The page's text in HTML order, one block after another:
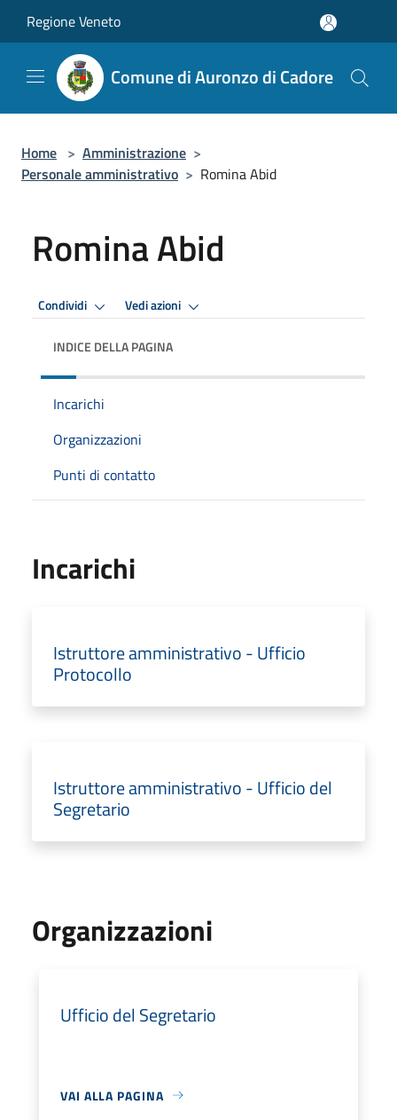
Regione Veneto
Comune di Auronzo di Cadore
Home > Amministrazione >
Personale amministrativo > Romina Abid
Romina Abid
Condividi Vedi azioni
INDICE DELLA PAGINA
Incarichi
Organizzazioni
Punti di contatto
Incarichi
Istruttore amministrativo - Ufficio
Protocollo
Istruttore amministrativo - Ufficio del
Segretario
Organizzazioni
Ufficio del Segretario
VAI ALLA PAGINA